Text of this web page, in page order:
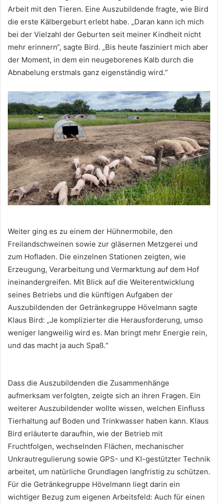
Arbeit mit den Tieren. Eine Auszubildende fragte, wie Bird
die erste Kälbergeburt erlebt habe. „Daran kann ich mich
bei der Vielzahl der Geburten seit meiner Kindheit nicht
mehr erinnern“, sagte Bird. „Bis heute fasziniert mich aber
der Moment, in dem ein neugeborenes Kalb durch die
Abnabelung erstmals ganz eigenständig wird.“
Weiter ging es zu einem der Hühnermobile, den
Freilandschweinen sowie zur gläsernen Metzgerei und
zum Hofladen. Die einzelnen Stationen zeigten, wie
Erzeugung, Verarbeitung und Vermarktung auf dem Hof
ineinandergreifen. Mit Blick auf die Weiterentwicklung
seines Betriebs und die künftigen Aufgaben der
Auszubildenden der Getränkegruppe Hövelmann sagte
Klaus Bird: „Je komplizierter die Herausforderung, umso
weniger langweilig wird es. Man bringt mehr Energie rein,
und das macht ja auch Spaß.“
Dass die Auszubildenden die Zusammenhänge
aufmerksam verfolgten, zeigte sich an ihren Fragen. Ein
weiterer Auszubildender wollte wissen, welchen Einfluss
Tierhaltung auf Boden und Trinkwasser haben kann. Klaus
Bird erläuterte daraufhin, wie der Betrieb mit
Fruchtfolgen, wechselnden Flächen, mechanischer
Unkrautregulierung sowie GPS- und KI-gestützter Technik
arbeitet, um natürliche Grundlagen langfristig zu schützen.
Für die Getränkegruppe Hövelmann liegt darin ein
wichtiger Bezug zum eigenen Arbeitsfeld: Auch für einen